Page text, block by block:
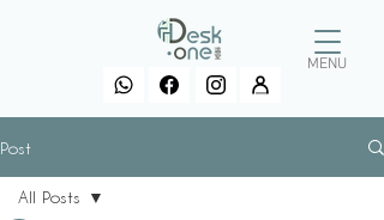
MENU
Post
All Posts